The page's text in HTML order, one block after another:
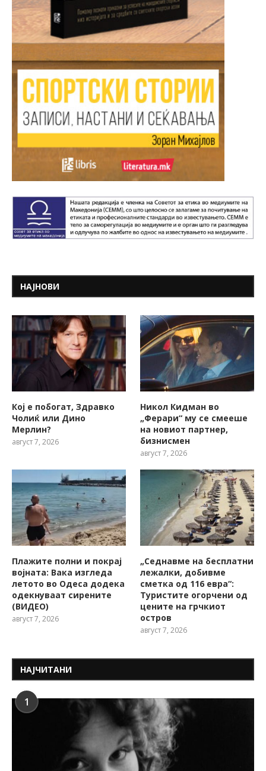
НАЈНОВИ
Кој е побогат, Здравко
Чолиќ или Дино
Мерлин?
август 7, 2026
Никол Кидман во
„Ферари“ му се смееше
на новиот партнер,
бизнисмен
август 7, 2026
Плажите полни и покрај
војната: Вака изгледа
летото во Одеса додека
одекнуваат сирените
(ВИДЕО)
август 7, 2026
„Седнавме на бесплатни
лежалки, добивме
сметка од 116 евра“:
Туристите огорчени од
цените на грчкиот
остров
август 7, 2026
НАЈЧИТАНИ
1